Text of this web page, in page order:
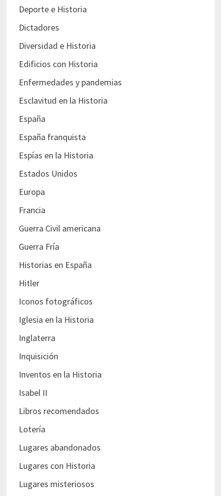
Deporte e Historia
Dictadores
Diversidad e Historia
Edificios con Historia
Enfermedades y pandemias
Esclavitud en la Historia
España
España franquista
Espías en la Historia
Estados Unidos
Europa
Francia
Guerra Civil americana
Guerra Fría
Historias en España
Hitler
Iconos fotográficos
Iglesia en la Historia
Inglaterra
Inquisición
Inventos en la Historia
Isabel II
Libros recomendados
Lotería
Lugares abandonados
Lugares con Historia
Lugares misteriosos